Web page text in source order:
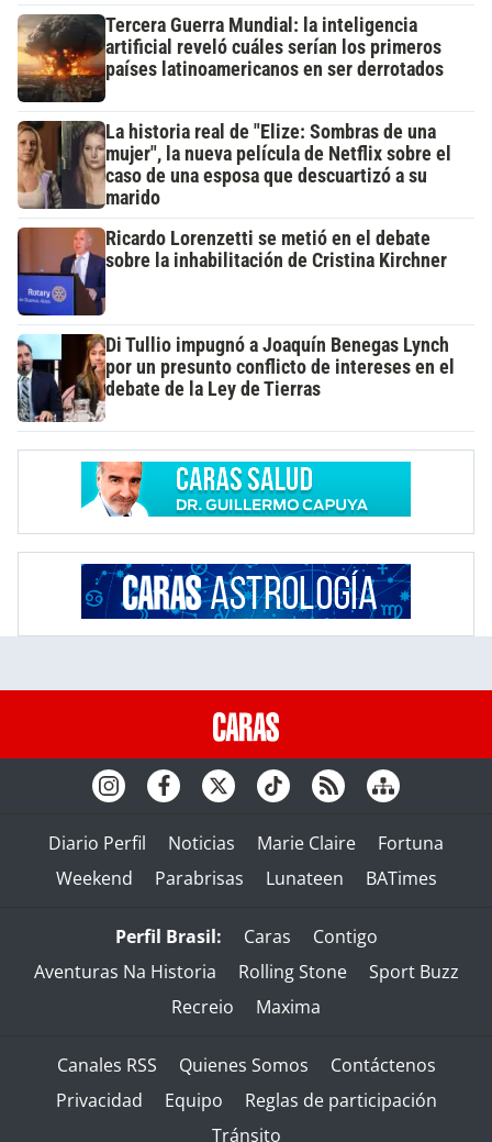
Tercera Guerra Mundial: la inteligencia
artificial reveló cuáles serían los primeros
países latinoamericanos en ser derrotados
La historia real de "Elize: Sombras de una
mujer", la nueva película de Netflix sobre el
caso de una esposa que descuartizó a su
marido
Ricardo Lorenzetti se metió en el debate
sobre la inhabilitación de Cristina Kirchner
Di Tullio impugnó a Joaquín Benegas Lynch
por un presunto conflicto de intereses en el
debate de la Ley de Tierras
Diario Perfil Noticias Marie Claire
Fortuna
Weekend
Parabrisas Lunateen BATimes
Perfil Brasil: Caras
Contigo
Aventuras Na Historia
Rolling Stone
Sport Buzz
Recreio
Maxima
Canales RSS Quienes Somos
Contáctenos
Privacidad
Equipo
Reglas de participación
Tránsito